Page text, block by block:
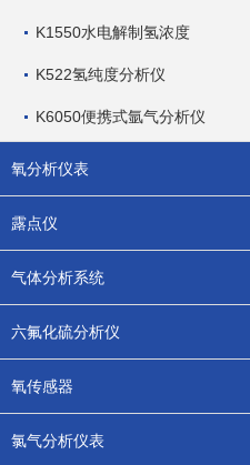
K1550水电解制氢浓度
K522氢纯度分析仪
K6050便携式氩气分析仪
氧分析仪表
露点仪
气体分析系统
六氟化硫分析仪
氧传感器
氯气分析仪表